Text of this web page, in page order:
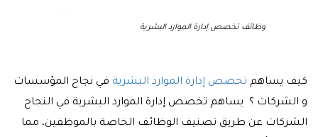
وظائف تخصص إدارة الموارد البشرية
كيف يساهم تخصص إدارة الموارد البشرية في نجاح المؤسسات
و الشركات ؟ يساهم تخصص إدارة الموارد البشرية في النجاح
الشركات عن طريق تصنيف الوظائف الخاصة بالموظفين، مما